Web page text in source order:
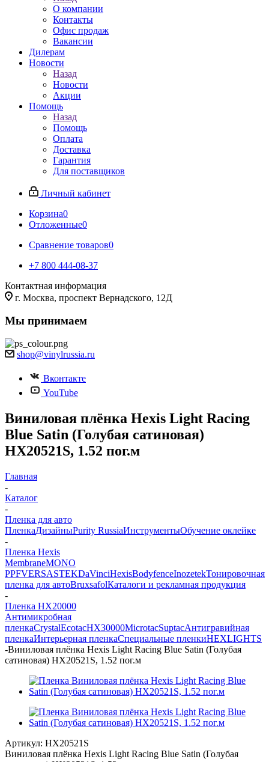
О компании
Контакты
Офис продаж
Вакансии
Дилерам
Новости
Назад
Новости
Акции
Помощь
Назад
Помощь
Оплата
Доставка
Гарантия
Для поставщиков
Личный кабинет
Корзина0
Отложенные0
Сравнение товаров0
+7 800 444-08-37
Контактная информация
г. Москва, проспект Вернадского, 12Д
Мы принимаем
shop@vinylrussia.ru
Вконтакте
YouTube
Виниловая плёнка Hexis Light Racing
Blue Satin (Голубая сатиновая)
HX20521S, 1.52 пог.м
Главная
-
Каталог
-
Пленка для авто
ПленкаДизайныPurity RussiaИнструментыОбучение оклейке
-
Пленка Hexis
MembraneMONO
PPFVERSASTEKDaVinciHexisBodyfenceInozetekТонировочная
пленка для автоBruxsafolКаталоги и рекламная продукция
-
Пленка HX20000
Антимикробная
пленкаCrystalEcotacHX30000MicrotacSuptacАнтигравийная
пленкаИнтерьерная пленкаСпециальные пленкиHEXLIGHTS
-Виниловая плёнка Hexis Light Racing Blue Satin (Голубая
сатиновая) HX20521S, 1.52 пог.м
Артикул: HX20521S
Виниловая плёнка Hexis Light Racing Blue Satin (Голубая